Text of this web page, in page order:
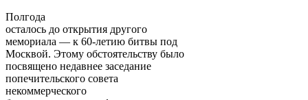
Полгода
осталось до открытия другого
мемориала — к 60-летию битвы под
Москвой. Этому обстоятельству было
посвящено недавнее заседание
попечительского совета
некоммерческого